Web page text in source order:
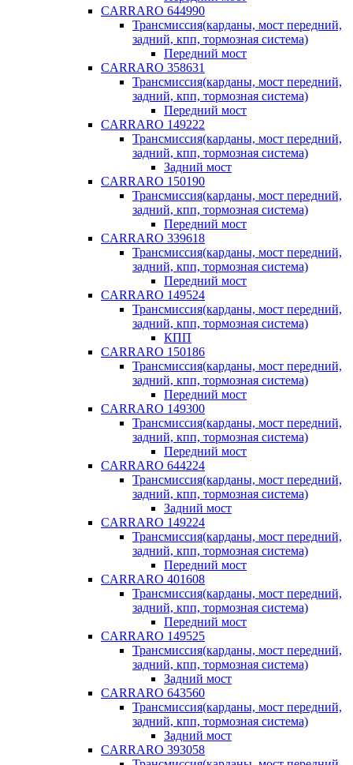
CARRARO 644990
Трансмиссия(карданы, мост передний,
задний, кпп, тормозная система)
Передний мост
CARRARO 358631
Трансмиссия(карданы, мост передний,
задний, кпп, тормозная система)
Передний мост
CARRARO 149222
Трансмиссия(карданы, мост передний,
задний, кпп, тормозная система)
Задний мост
CARRARO 150190
Трансмиссия(карданы, мост передний,
задний, кпп, тормозная система)
Передний мост
CARRARO 339618
Трансмиссия(карданы, мост передний,
задний, кпп, тормозная система)
Передний мост
CARRARO 149524
Трансмиссия(карданы, мост передний,
задний, кпп, тормозная система)
КПП
CARRARO 150186
Трансмиссия(карданы, мост передний,
задний, кпп, тормозная система)
Передний мост
CARRARO 149300
Трансмиссия(карданы, мост передний,
задний, кпп, тормозная система)
Передний мост
CARRARO 644224
Трансмиссия(карданы, мост передний,
задний, кпп, тормозная система)
Задний мост
CARRARO 149224
Трансмиссия(карданы, мост передний,
задний, кпп, тормозная система)
Передний мост
CARRARO 401608
Трансмиссия(карданы, мост передний,
задний, кпп, тормозная система)
Передний мост
CARRARO 149525
Трансмиссия(карданы, мост передний,
задний, кпп, тормозная система)
Задний мост
CARRARO 643560
Трансмиссия(карданы, мост передний,
задний, кпп, тормозная система)
Задний мост
CARRARO 393058